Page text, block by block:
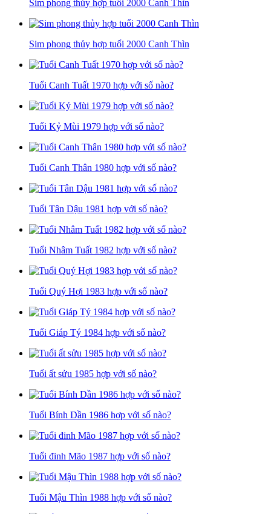
Sim phong thủy hợp tuổi 2000 Canh Thìn
Sim phong thủy hợp tuổi 2000 Canh Thìn
Tuổi Canh Tuất 1970 hợp với số nào?
Tuổi Kỷ Mùi 1979 hợp với số nào?
Tuổi Canh Thân 1980 hợp với số nào?
Tuổi Tân Dậu 1981 hợp với số nào?
Tuổi Nhâm Tuất 1982 hợp với số nào?
Tuổi Quý Hợi 1983 hợp với số nào?
Tuổi Giáp Tý 1984 hợp với số nào?
Tuổi ất sửu 1985 hợp với số nào?
Tuổi Bính Dần 1986 hợp với số nào?
Tuổi đinh Mão 1987 hợp với số nào?
Tuổi Mậu Thìn 1988 hợp với số nào?